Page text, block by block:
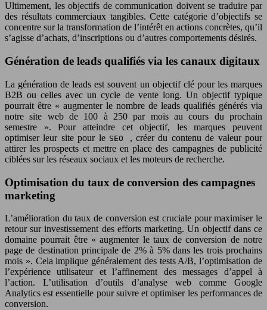
Ultimement, les objectifs de communication doivent se traduire par
des résultats commerciaux tangibles. Cette catégorie d’objectifs se
concentre sur la transformation de l’intérêt en actions concrètes, qu’il
s’agisse d’achats, d’inscriptions ou d’autres comportements désirés.
Génération de leads qualifiés via les canaux digitaux
La génération de leads est souvent un objectif clé pour les marques
B2B ou celles avec un cycle de vente long. Un objectif typique
pourrait être « augmenter le nombre de leads qualifiés générés via
notre site web de 100 à 250 par mois au cours du prochain
semestre ». Pour atteindre cet objectif, les marques peuvent
optimiser leur site pour le SEO , créer du contenu de valeur pour
attirer les prospects et mettre en place des campagnes de publicité
ciblées sur les réseaux sociaux et les moteurs de recherche.
Optimisation du taux de conversion des campagnes
marketing
L’amélioration du taux de conversion est cruciale pour maximiser le
retour sur investissement des efforts marketing. Un objectif dans ce
domaine pourrait être « augmenter le taux de conversion de notre
page de destination principale de 2% à 5% dans les trois prochains
mois ». Cela implique généralement des tests A/B, l’optimisation de
l’expérience utilisateur et l’affinement des messages d’appel à
l’action. L’utilisation d’outils d’analyse web comme Google
Analytics est essentielle pour suivre et optimiser les performances de
conversion.